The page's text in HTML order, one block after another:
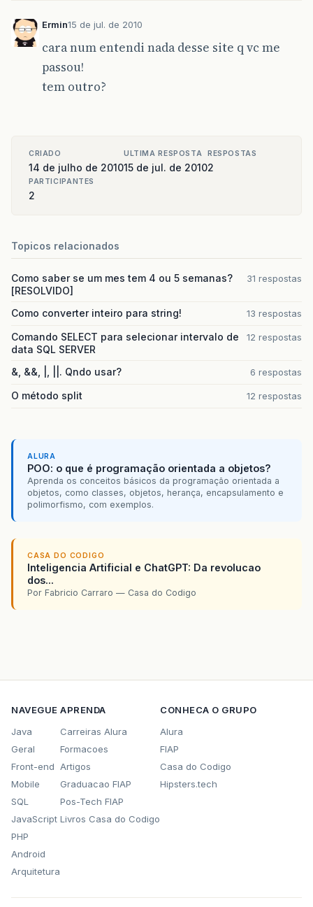
Ermin15 de jul. de 2010
cara num entendi nada desse site q vc me
passou!
tem outro?
CRIADO
14 de julho de 2010
ULTIMA RESPOSTA
15 de jul. de 2010
RESPOSTAS
2
PARTICIPANTES
2
Topicos relacionados
Como saber se um mes tem 4 ou 5 semanas?
[RESOLVIDO]
31 respostas
Como converter inteiro para string! 13 respostas
Comando SELECT para selecionar intervalo de
data SQL SERVER
12 respostas
&, &&, |, ||. Qndo usar? 6 respostas
O método split 12 respostas
ALURA
POO: o que é programação orientada a objetos?
Aprenda os conceitos básicos da programação orientada a
objetos, como classes, objetos, herança, encapsulamento e
polimorfismo, com exemplos.
CASA DO CODIGO
Inteligencia Artificial e ChatGPT: Da revolucao
dos...
Por Fabricio Carraro — Casa do Codigo
NAVEGUE
Java
Geral
Front-end
Mobile
SQL
JavaScript
PHP
Android
Arquitetura
APRENDA
Carreiras Alura
Formacoes
Artigos
Graduacao FIAP
Pos-Tech FIAP
Livros Casa do Codigo
CONHECA O GRUPO
Alura
FIAP
Casa do Codigo
Hipsters.tech